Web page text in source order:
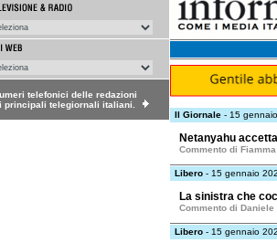
telefonici delle redazioni
principali telegiornali italiani.
Il Giornale - 15
Netanyahu
Commento di
Libero - 15 gennaio
La sinistra che
Commento di Daniele
Libero - 15 gennaio